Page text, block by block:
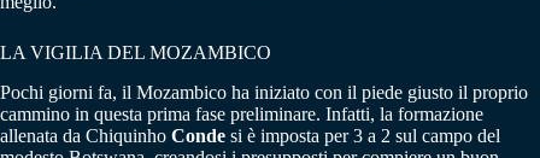
LA VIGILIA DEL MOZAMBICO
Pochi giorni fa, il Mozambico ha iniziato con il piede giusto il proprio
cammino in questa prima fase preliminare. Infatti, la formazione
allenata da Chiquinho Conde si è imposta per 3 a 2 sul campo del